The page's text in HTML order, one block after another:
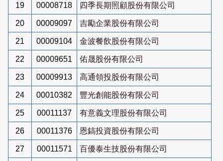
19 00008718 四季長期照顧股份有限公司
20 00009097 吉勵企業股份有限公司
21 00009104 金波餐飲股份有限公司
22 00009651 佑晟股份有限公司
23 00009913 高通領投股份有限公司
24 00010382 豐光創能股份有限公司
25 00011137 有意義文理股份有限公司
26 00011376 恩鎬投資股份有限公司
27 00011571 百優泰生技股份有限公司